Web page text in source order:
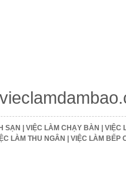
SẠN | VIỆC LÀM CHẠY BÀN | VIỆC
LÀM THU NGÂN | VIỆC LÀM BẾP